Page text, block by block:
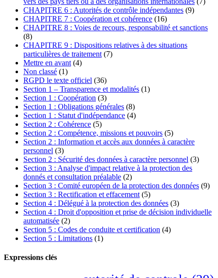
CHAPITRE 6 : Autorités de contrôle indépendantes (9)
CHAPITRE 7 : Coopération et cohérence (16)
CHAPITRE 8 : Voies de recours, responsabilité et sanctions
(8)
CHAPITRE 9 : Dispositions relatives à des situations
particulières de traitement (7)
Mettre en avant (4)
Non classé (1)
RGPD le texte officiel (36)
Section 1 – Transparence et modalités (1)
Section 1 : Coopération (3)
Section 1 : Obligations générales (8)
Section 1 : Statut d'indépendance (4)
Section 2 : Cohérence (5)
Section 2 : Compétence, missions et pouvoirs (5)
Section 2 : Information et accès aux données à caractère
personnel (3)
Section 2 : Sécurité des données à caractère personnel (3)
Section 3 : Analyse d'impact relative à la protection des
donnés et consultation préalable (2)
Section 3 : Comité européen de la protection des données (9)
Section 3 : Rectification et effacement (5)
Section 4 : Délégué à la protection des données (3)
Section 4 : Droit d'opposition et prise de décision individuelle
automatisée (2)
Section 5 : Codes de conduite et certification (4)
Section 5 : Limitations (1)
Expressions clés